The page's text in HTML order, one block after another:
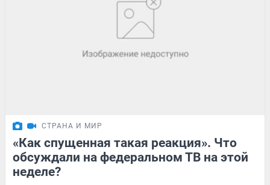
СТРАНА И МИР
«Как спущенная такая реакция». Что
обсуждали на федеральном ТВ на этой
неделе?